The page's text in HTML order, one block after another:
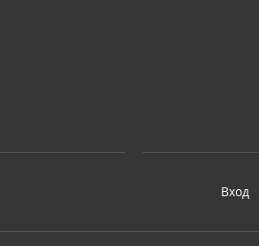
Вход